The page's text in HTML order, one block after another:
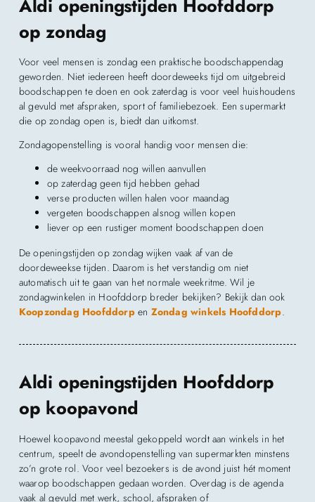
Aldi openingstijden Hoofddorp
op zondag
Voor veel mensen is zondag een praktische boodschappendag
geworden. Niet iedereen heeft doordeweeks tijd om uitgebreid
boodschappen te doen en ook zaterdag is voor veel huishoudens
al gevuld met afspraken, sport of familiebezoek. Een supermarkt
die op zondag open is, biedt dan uitkomst.
Zondagopenstelling is vooral handig voor mensen die:
de weekvoorraad nog willen aanvullen
op zaterdag geen tijd hebben gehad
verse producten willen halen voor maandag
vergeten boodschappen alsnog willen kopen
liever op een rustiger moment boodschappen doen
De openingstijden op zondag wijken vaak af van de
doordeweekse tijden. Daarom is het verstandig om niet
automatisch uit te gaan van het normale weekritme. Wil je
zondagwinkelen in Hoofddorp breder bekijken? Bekijk dan ook
Koopzondag Hoofddorpen Zondag winkels Hoofddorp.
Aldi openingstijden Hoofddorp
op koopavond
Hoewel koopavond meestal gekoppeld wordt aan winkels in het
centrum, speelt de avondopenstelling van supermarkten minstens
zo’n grote rol. Voor veel bezoekers is de avond juist hét moment
waarop boodschappen gedaan worden. Overdag is de agenda
vaak al gevuld met werk, school, afspraken of